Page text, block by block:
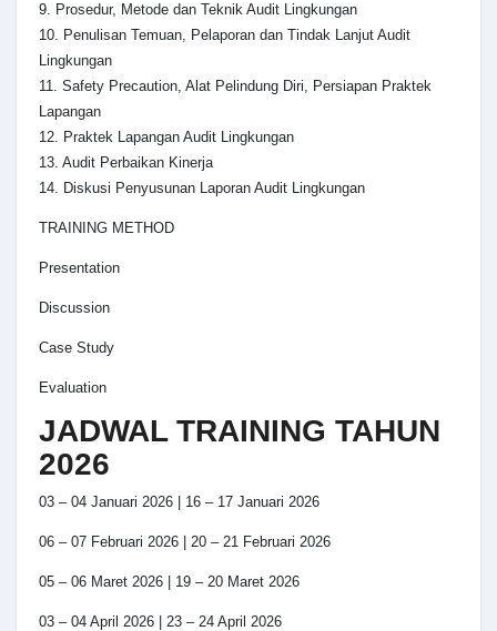
9. Prosedur, Metode dan Teknik Audit Lingkungan
10. Penulisan Temuan, Pelaporan dan Tindak Lanjut Audit
Lingkungan
11. Safety Precaution, Alat Pelindung Diri, Persiapan Praktek
Lapangan
12. Praktek Lapangan Audit Lingkungan
13. Audit Perbaikan Kinerja
14. Diskusi Penyusunan Laporan Audit Lingkungan
TRAINING METHOD
Presentation
Discussion
Case Study
Evaluation
JADWAL TRAINING TAHUN
2026
03 – 04 Januari 2026 | 16 – 17 Januari 2026
06 – 07 Februari 2026 | 20 – 21 Februari 2026
05 – 06 Maret 2026 | 19 – 20 Maret 2026
03 – 04 April 2026 | 23 – 24 April 2026